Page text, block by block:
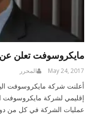
مايكروسوفت تعلن عن
May 24, 2017 المحرر
أعلنت شركة مايكروسوفت
إقليمي لشركة مايكروسوفت
عمليات الشركة في كل من